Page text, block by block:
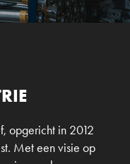
opgericht in 2012
Met een visie op